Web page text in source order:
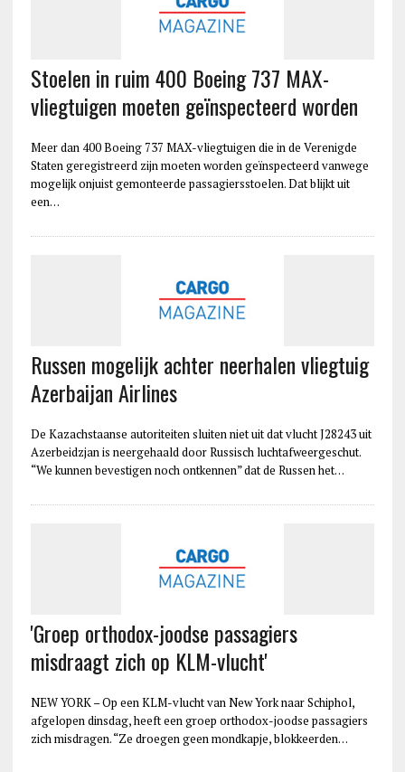
Stoelen in ruim 400 Boeing 737 MAX-
vliegtuigen moeten geïnspecteerd worden
Meer dan 400 Boeing 737 MAX-vliegtuigen die in de Verenigde
Staten geregistreerd zijn moeten worden geïnspecteerd vanwege
mogelijk onjuist gemonteerde passagiersstoelen. Dat blijkt uit
een…
Russen mogelijk achter neerhalen vliegtuig
Azerbaijan Airlines
De Kazachstaanse autoriteiten sluiten niet uit dat vlucht J28243 uit
Azerbeidzjan is neergehaald door Russisch luchtafweergeschut.
“We kunnen bevestigen noch ontkennen” dat de Russen het…
'Groep orthodox-joodse passagiers
misdraagt zich op KLM-vlucht'
NEW YORK – Op een KLM-vlucht van New York naar Schiphol,
afgelopen dinsdag, heeft een groep orthodox-joodse passagiers
zich misdragen. “Ze droegen geen mondkapje, blokkeerden…